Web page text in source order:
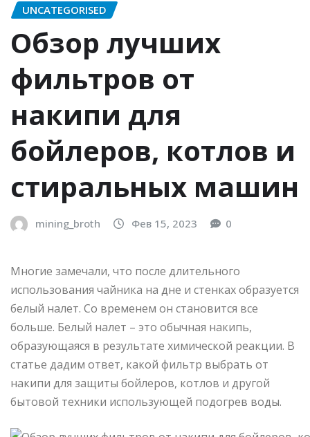
UNCATEGORISED
Обзор лучших
фильтров от
накипи для
бойлеров, котлов и
стиральных машин
mining_broth Фев 15, 2023 0
Многие замечали, что после длительного
использования чайника на дне и стенках образуется
белый налет. Со временем он становится все
больше. Белый налет – это обычная накипь,
образующаяся в результате химической реакции. В
статье дадим ответ, какой фильтр выбрать от
накипи для защиты бойлеров, котлов и другой
бытовой техники использующей подогрев воды.